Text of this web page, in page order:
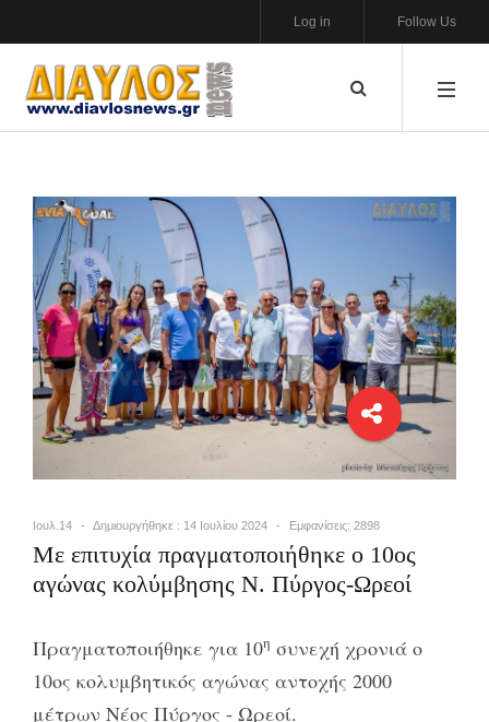
Follow Us
Log in
Ιουλ.14 Δημιουργήθηκε : 14 Ιουλίου 2024 Εμφανίσεις: 2898
Με επιτυχία πραγματοποιήθηκε ο 10ος
αγώνας κολύμβησης Ν. Πύργος-Ωρεοί
Πραγματοποιήθηκε για 10η συνεχή χρονιά ο
10ος κολυμβητικός αγώνας αντοχής 2000
μέτρων Νέος Πύργος - Ωρεοί.